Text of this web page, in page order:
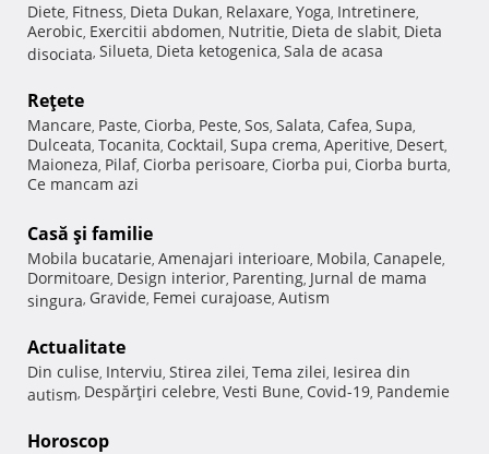
Diete, Fitness, Dieta Dukan, Relaxare, Yoga, Intretinere,
Aerobic, Exercitii abdomen, Nutritie, Dieta de slabit, Dieta
disociata, Silueta, Dieta ketogenica, Sala de acasa
Reţete
Mancare, Paste, Ciorba, Peste, Sos, Salata, Cafea, Supa,
Dulceata, Tocanita, Cocktail, Supa crema, Aperitive, Desert,
Maioneza, Pilaf, Ciorba perisoare, Ciorba pui, Ciorba burta,
Ce mancam azi
Casă şi familie
Mobila bucatarie, Amenajari interioare, Mobila, Canapele,
Dormitoare, Design interior, Parenting, Jurnal de mama
singura, Gravide, Femei curajoase, Autism
Actualitate
Din culise, Interviu, Stirea zilei, Tema zilei, Iesirea din
autism, Despărţiri celebre, Vesti Bune, Covid-19, Pandemie
Horoscop